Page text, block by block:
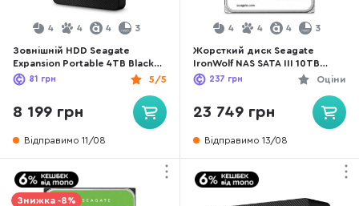
4 4 4 3
Зовнішній HDD Seagate
Expansion Portable 4TB Black
(STKM4000400)
5/5
81 грн
8 199 грн
Відправимо 11/08
4 4 4 3
Жорсткий диск Seagate
IronWolf NAS SATA III 10TB
(ST10000VN000)
Оціни
237 грн
23 749 грн
Відправимо 13/08
Знижка -8%